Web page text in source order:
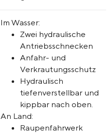
Im Wasser:
Zwei hydraulische
Antriebsschnecken
Anfahr- und
Verkrautungsschutz
Hydraulisch
tiefenverstellbar und
kippbar nach oben.
An Land:
Raupenfahrwerk